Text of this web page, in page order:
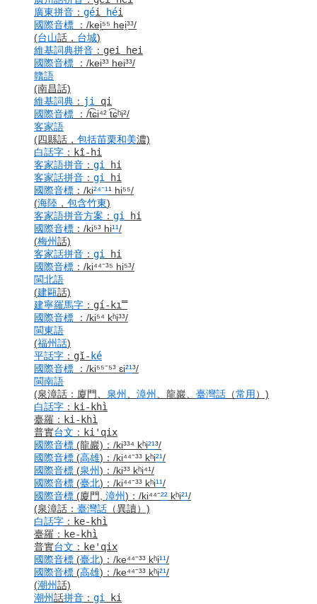
廣東拼音 ： géi héi
國際音標
： /kei̯⁵⁵ hei̯³³/
(台山話， 台城)
維基詞典拼音 ： gei hei
國際音標
： /kei³³ hei³³/
贛語
(南昌話)
維基詞典 ： ji
qi
國際音標
： /t͡ɕi⁴² t͡ɕʰi²/
客家語
(四縣話， 包括苗栗和美濃)
白話字 ： kî-hi
客家語拼音 ： gi
hi
客家話拼音 ： gi
hi
國際音標 ： /ki²⁴⁻¹¹ hi⁵⁵/
(海陸 ， 包含竹東)
客家語拼音方案 ： gi
hi
國際音標 ： /ki⁵³ hi¹¹/
(梅州話)
客家話拼音 ： gi
hi
國際音標 ： /ki⁴⁴⁻³⁵ hi⁵³/
閩北語
(建甌話)
建寧羅馬字 ： gí-ki̿
國際音標
： /ki⁵⁴ kʰi³³/
閩東語
(福州話)
平話字 ： gĭ- ké
國際音標
： /ki⁵⁵⁻⁵³ ɛi²¹³/
閩南語
(泉漳話：廈門、 泉州 漳州 、龍巖、 臺灣話 （常用 ）)
白話字 ： ki-khì
臺羅 ： ki-khì
普實台文 ： ki'qix
國際音標 (龍巖) ： /ki³³⁴ kʰi²¹³/
國際音標 (高雄) ： /ki⁴⁴⁻³³ kʰi²¹/
國際音標 (泉州) ： /ki³³ kʰi⁴¹/
國際音標 (臺北) ： /ki⁴⁴⁻³³ kʰi¹¹/
國際音標 (廈門, 漳州) ： /ki⁴⁴⁻²² kʰi²¹/
(泉漳話： 臺灣話 （異讀）)
白話字 ： ke-khì
臺羅 ： ke-khì
普實台文 ： ke'qix
國際音標 (臺北) ： /ke⁴⁴⁻³³ kʰi¹¹/
國際音標 (高雄) ： /ke⁴⁴⁻³³ kʰi²¹/
(潮州話)
潮州話拼音 ： gi
ki